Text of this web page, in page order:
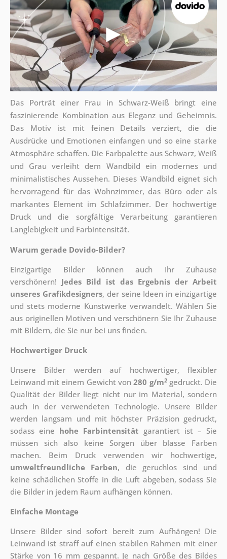
Das Porträt einer Frau in Schwarz-Weiß bringt eine
faszinierende Kombination aus Eleganz und Geheimnis.
Das Motiv ist mit feinen Details verziert, die die
Ausdrücke und Emotionen einfangen und so eine starke
Atmosphäre schaffen. Die Farbpalette aus Schwarz, Weiß
und Grau verleiht dem Wandbild ein modernes und
minimalistisches Aussehen. Dieses Wandbild eignet sich
hervorragend für das Wohnzimmer, das Büro oder als
markantes Element im Schlafzimmer. Der hochwertige
Druck und die sorgfältige Verarbeitung garantieren
Langlebigkeit und Farbintensität.
Warum gerade Dovido-Bilder?
Einzigartige Bilder können auch Ihr Zuhause
verschönern! Jedes Bild ist das Ergebnis der Arbeit
unseres Grafikdesigners, der seine Ideen in einzigartige
und stets moderne Kunstwerke verwandelt. Wählen Sie
aus originellen Motiven und verschönern Sie Ihr Zuhause
mit Bildern, die Sie nur bei uns finden.
Hochwertiger Druck
Unsere Bilder werden auf hochwertiger, flexibler
Leinwand mit einem Gewicht von280 g/m2gedruckt. Die
Qualität der Bilder liegt nicht nur im Material, sondern
auch in der verwendeten Technologie. Unsere Bilder
werden langsam und mit höchster Präzision gedruckt,
sodass eine hohe Farbintensität garantiert ist – Sie
müssen sich also keine Sorgen über blasse Farben
machen. Beim Druck verwenden wir hochwertige,
umweltfreundliche Farben, die geruchlos sind und
keine schädlichen Stoffe in die Luft abgeben, sodass Sie
die Bilder in jedem Raum aufhängen können.
Einfache Montage
Unsere Bilder sind sofort bereit zum Aufhängen! Die
Leinwand ist straff auf einen stabilen Rahmen mit einer
Stärke von 16 mm gespannt. Je nach Größe des Bildes